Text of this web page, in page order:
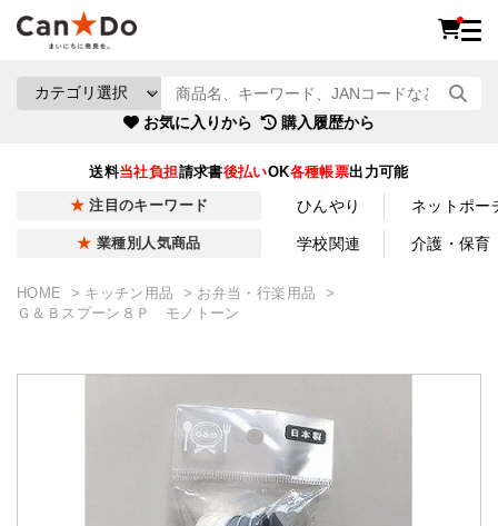
お気に入りから 購入履歴から
送料当社負担請求書後払いOK各種帳票出力可能
注目のキーワード ひんやり ネットポー
業種別人気商品 学校関連 介護・保育
HOME キッチン用品
お弁当・行楽用品
Ｇ＆Ｂスプーン８Ｐ モノトーン